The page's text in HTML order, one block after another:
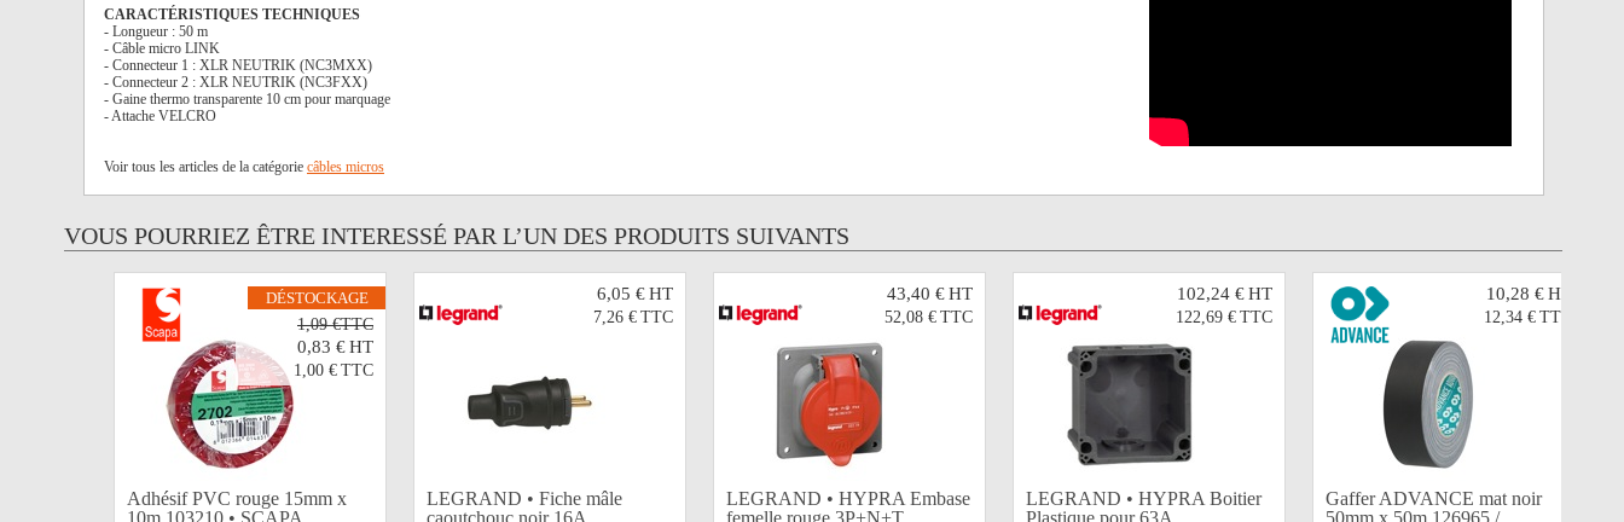
CARACTÉRISTIQUES TECHNIQUES
- Longueur : 50 m
- Câble micro LINK
- Connecteur 1 : XLR NEUTRIK (NC3MXX)
- Connecteur 2 : XLR NEUTRIK (NC3FXX)
- Gaine thermo transparente 10 cm pour marquage
- Attache VELCRO
Voir tous les articles de la catégorie câbles micros
VOUS POURRIEZ ÊTRE INTERESSÉ PAR L’UN DES PRODUITS SUIVANTS
DÉSTOCKAGE
1,09 €TTC
0,83 €HT
1,00 € TTC
Adhésif PVC rouge 15mm x
10m 103210 • SCAPA
6,05 €HT
7,26 € TTC
LEGRAND • Fiche mâle
caoutchouc noir 16A...
43,40 €HT
52,08 € TTC
LEGRAND • HYPRA Embase
femelle rouge 3P+N+T...
102,24 €HT
122,69 € TTC
LEGRAND • HYPRA Boitier
Plastique pour 63A
10,28 €HT
12,34 € TTC
Gaffer ADVANCE mat noir
50mm x 50m 126965 /...